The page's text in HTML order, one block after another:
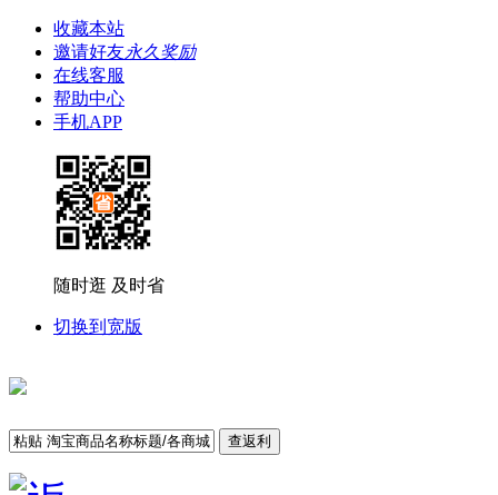
收藏本站
邀请好友永久奖励
在线客服
帮助中心
手机APP
随时逛 及时省
切换到宽版
查返利